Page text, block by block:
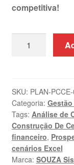
competitiva!
Cenários
Excel
+
Treinamento
quantidade
SKU: PLAN-
Categoria:
Tags: Análise de
Construção De
financeiro,
cenários Excel
Marca: SOUZA